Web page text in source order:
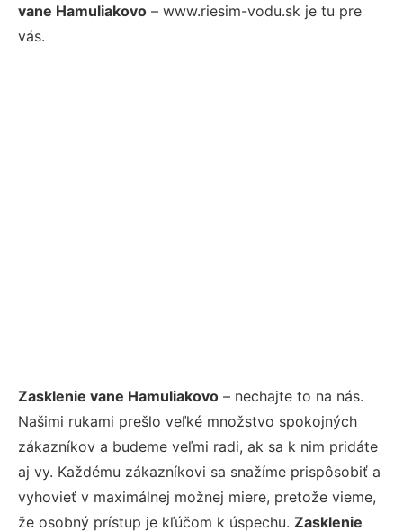
vane Hamuliakovo – www.riesim-vodu.sk je tu pre
vás.
Zasklenie vane Hamuliakovo – nechajte to na nás.
Našimi rukami prešlo veľké množstvo spokojných
zákazníkov a budeme veľmi radi, ak sa k nim pridáte
aj vy. Každému zákazníkovi sa snažíme prispôsobiť a
vyhovieť v maximálnej možnej miere, pretože vieme,
že osobný prístup je kľúčom k úspechu. Zasklenie